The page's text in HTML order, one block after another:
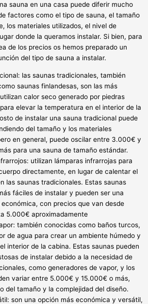
sauna en una casa puede diferir mucho
factores como el tipo de sauna, el tamaño
los materiales utilizados, el nivel de
donde la queramos instalar. Si bien, para
de los precios os hemos preparado un
del tipo de sauna a instalar.
las saunas tradicionales, también
saunas finlandesas, son las más
calor seco generado por piedras
elevar la temperatura en el interior de la
de instalar una sauna tradicional puede
del tamaño y los materiales
en general, puede oscilar entre 3.000€ y
para una sauna de tamaño estándar.
utilizan lámparas infrarrojas para
directamente, en lugar de calentar el
las saunas tradicionales. Estas saunas
fáciles de instalar y pueden ser una
con precios que van desde
5.000€ aproximadamente
también conocidas como baños turcos,
de agua para crear un ambiente húmedo y
interior de la cabina. Estas saunas pueden
de instalar debido a la necesidad de
como generadores de vapor, y los
variar entre 5.000€ y 15.000€ o más,
del tamaño y la complejidad del diseño.
son una opción más económica y versátil,